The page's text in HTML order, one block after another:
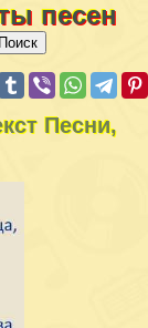
песен
Песни,